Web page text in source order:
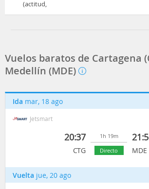
(actitud,
Vuelos baratos de Cartagena
Medellín (MDE)
Ida mar, 18 ago
Jetsmart
20:37
CTG
1h 19m
Directo
MDE
Vuelta jue, 20 ago